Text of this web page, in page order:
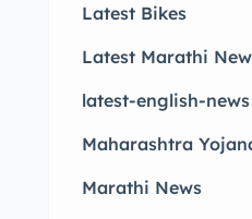
Latest Bikes
Latest Marathi
latest-english-news
Maharashtra
Marathi News